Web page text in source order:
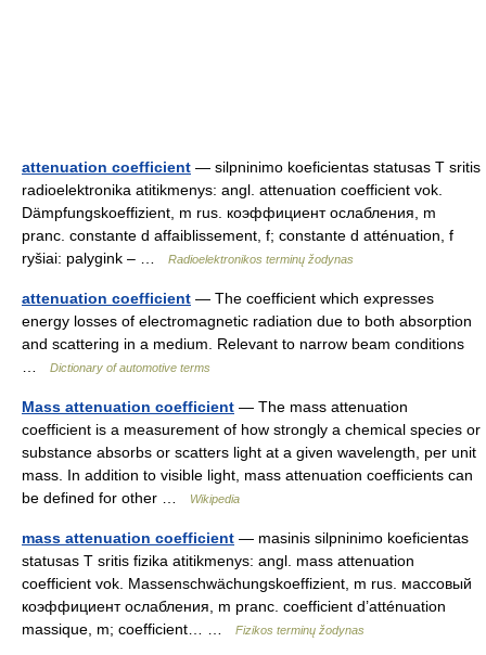
attenuation coefficient — silpninimo koeficientas statusas T sritis
radioelektronika atitikmenys: angl. attenuation coefficient vok.
Dämpfungskoeffizient, m rus. коэффициент ослабления, m
pranc. constante d affaiblissement, f; constante d atténuation, f
ryšiai: palygink – …
Radioelektronikos terminų žodynas
attenuation coefficient — The coefficient which expresses
energy losses of electromagnetic radiation due to both absorption
and scattering in a medium. Relevant to narrow beam conditions
Dictionary of automotive terms
Mass attenuation coefficient — The mass attenuation
coefficient is a measurement of how strongly a chemical species or
substance absorbs or scatters light at a given wavelength, per unit
mass. In addition to visible light, mass attenuation coefficients can
be defined for other …
Wikipedia
mass attenuation coefficient — masinis silpninimo koeficientas
statusas T sritis fizika atitikmenys: angl. mass attenuation
coefficient vok. Massenschwächungskoeffizient, m rus. массовый
коэффициент ослабления, m pranc. coefficient d’atténuation
massique, m; coefficient… …
Fizikos terminų žodynas